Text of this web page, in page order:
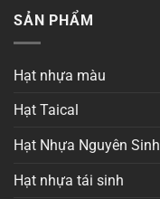
SẢN PHẨM
Hạt nhựa màu
Hạt Taical
Hạt Nhựa Nguyên Sinh
Hạt nhựa tái sinh